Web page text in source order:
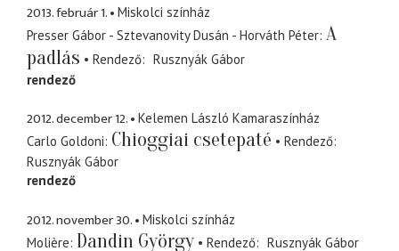
2013. február 1.
Miskolci színház
Presser Gábor - Sztevanovity Dusán - Horváth Péter A
padlás
Rendező
Rusznyák Gábor
rendező
2012. december 12.
Kelemen László Kamaraszínház
Carlo Goldoni Chioggiai csetepaté
Rendező
Rusznyák Gábor
rendező
2012. november 30.
Miskolci színház
Molière Dandin György Rendező
Rusznyák Gábor